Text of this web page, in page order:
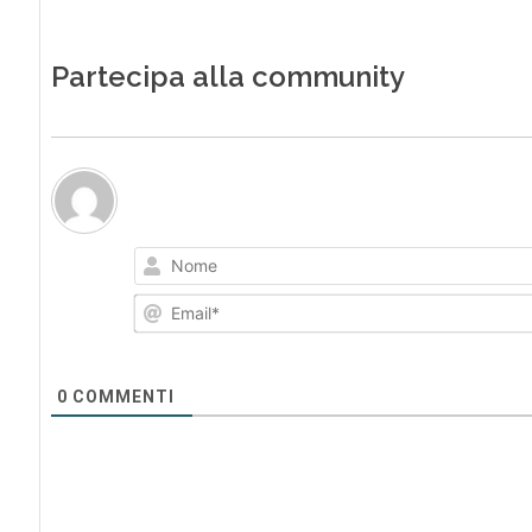
Partecipa alla community
0 COMMENTI